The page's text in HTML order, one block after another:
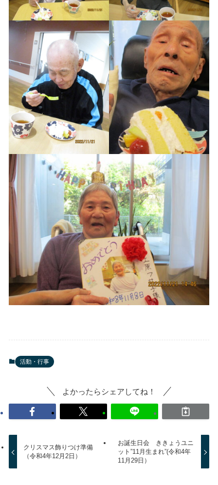
活動・行事
よかったらシェアしてね！
クリスマス飾りつけ準備
（令和4年12月2日）
お誕生日会 ききょうユニ
ット”11月生まれ”(令和4年
11月29日）